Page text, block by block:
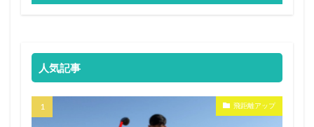
人気記事
飛距離アップ